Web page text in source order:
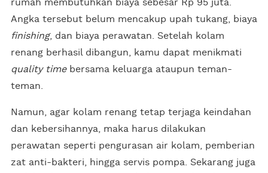
rumah membutuhkan biaya sebesar Rp 95 juta.
Angka tersebut belum mencakup upah tukang, biaya
finishing, dan biaya perawatan. Setelah kolam
renang berhasil dibangun, kamu dapat menikmati
quality timebersama keluarga ataupun teman-
teman.
Namun, agar kolam renang tetap terjaga keindahan
dan kebersihannya, maka harus dilakukan
perawatan seperti pengurasan air kolam, pemberian
zat anti-bakteri, hingga servis pompa. Sekarang juga